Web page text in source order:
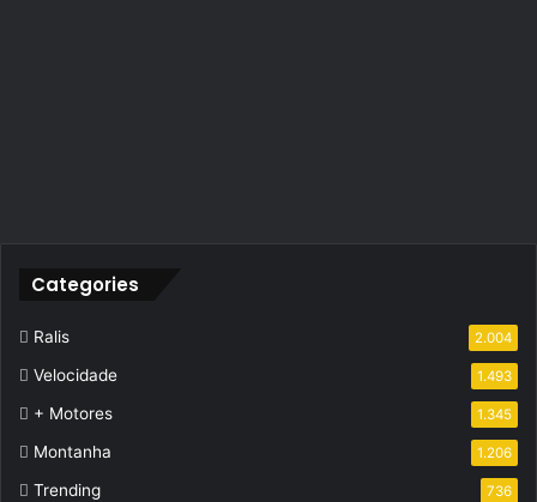
Categories
Ralis 2.004
Velocidade 1.493
+ Motores 1.345
Montanha 1.206
Trending 736